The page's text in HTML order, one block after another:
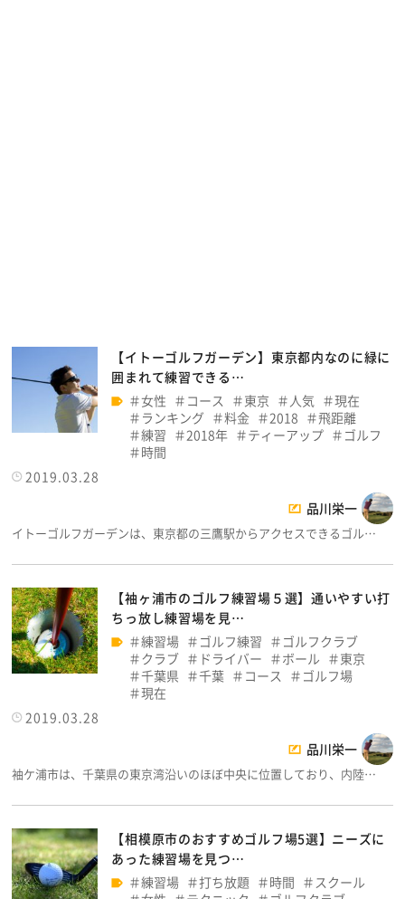
【イトーゴルフガーデン】東京都内なのに緑に
囲まれて練習できる…
女性
コース 東京 人気
現在
ランキング
料金 2018
飛距離
練習
2018年 ティーアップ
ゴルフ
時間
2019.03.28
品川栄一
イトーゴルフガーデンは、東京都の三鷹駅からアクセスできるゴル…
【袖ヶ浦市のゴルフ練習場５選】通いやすい打
ちっ放し練習場を見…
練習場
ゴルフ練習
ゴルフクラブ
クラブ
ドライバー ボール
東京
千葉県
千葉 コース
ゴルフ場
現在
2019.03.28
品川栄一
袖ケ浦市は、千葉県の東京湾沿いのほぼ中央に位置しており、内陸…
【相模原市のおすすめゴルフ場5選】ニーズに
あった練習場を見つ…
練習場
打ち放題 時間
スクール